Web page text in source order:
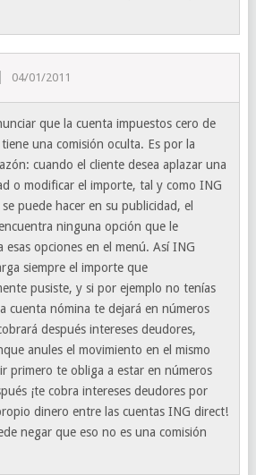
04/01/2011
que la cuenta impuestos cero de
una comisión oculta. Es por la
cuando el cliente desea aplazar una
o modificar el importe, tal y como ING
puede hacer en su publicidad, el
ninguna opción que le
esas opciones en el menú. Así ING
siempre el importe que
pusiste, y si por ejemplo no tenías
cuenta nómina te dejará en números
después intereses deudores,
anules el movimiento en el mismo
primero te obliga a estar en números
¡te cobra intereses deudores por
dinero entre las cuentas ING direct!
negar que eso no es una comisión